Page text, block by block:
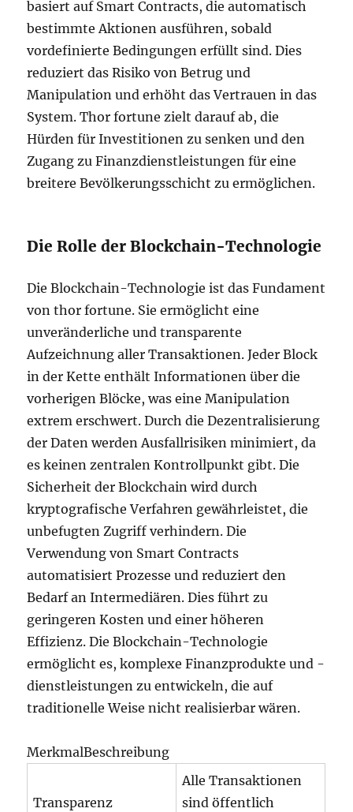
basiert auf Smart Contracts, die automatisch
bestimmte Aktionen ausführen, sobald
vordefinierte Bedingungen erfüllt sind. Dies
reduziert das Risiko von Betrug und
Manipulation und erhöht das Vertrauen in das
System. Thor fortune zielt darauf ab, die
Hürden für Investitionen zu senken und den
Zugang zu Finanzdienstleistungen für eine
breitere Bevölkerungsschicht zu ermöglichen.
Die Rolle der Blockchain-Technologie
Die Blockchain-Technologie ist das Fundament
von thor fortune. Sie ermöglicht eine
unveränderliche und transparente
Aufzeichnung aller Transaktionen. Jeder Block
in der Kette enthält Informationen über die
vorherigen Blöcke, was eine Manipulation
extrem erschwert. Durch die Dezentralisierung
der Daten werden Ausfallrisiken minimiert, da
es keinen zentralen Kontrollpunkt gibt. Die
Sicherheit der Blockchain wird durch
kryptografische Verfahren gewährleistet, die
unbefugten Zugriff verhindern. Die
Verwendung von Smart Contracts
automatisiert Prozesse und reduziert den
Bedarf an Intermediären. Dies führt zu
geringeren Kosten und einer höheren
Effizienz. Die Blockchain-Technologie
ermöglicht es, komplexe Finanzprodukte und -
dienstleistungen zu entwickeln, die auf
traditionelle Weise nicht realisierbar wären.
MerkmalBeschreibung
Transparenz
Alle Transaktionen
sind öffentlich